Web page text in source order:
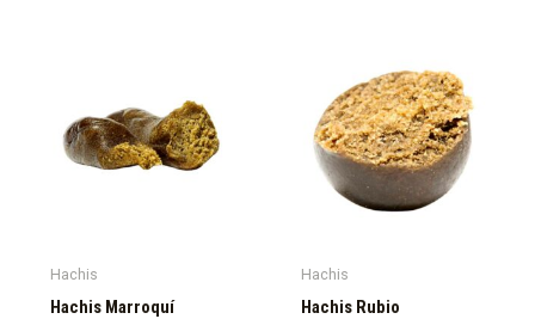
Hachis
Hachis Marroquí
Hachis
Hachis Rubio